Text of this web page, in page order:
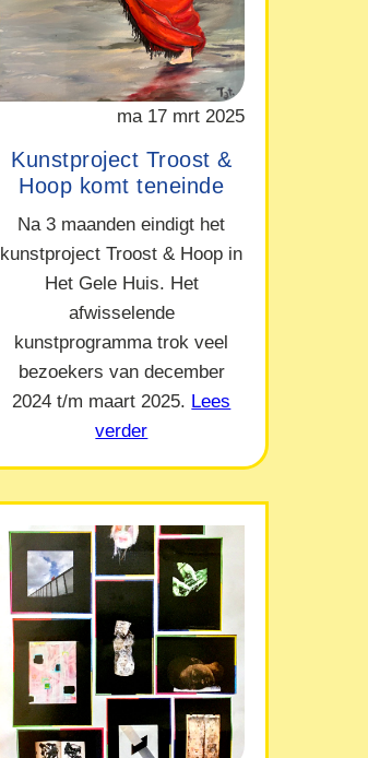
ma 17 mrt 2025
Kunstproject Troost &
Hoop komt teneinde
Na 3 maanden eindigt het
kunstproject Troost & Hoop in
Het Gele Huis. Het
afwisselende
kunstprogramma trok veel
bezoekers van december
2024 t/m maart 2025. Lees
verder